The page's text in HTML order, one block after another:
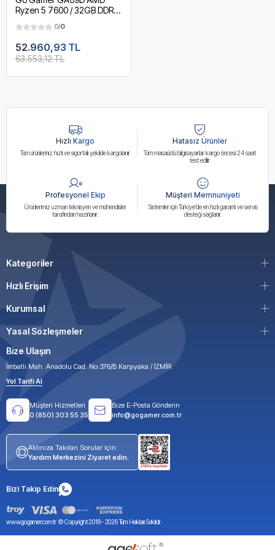
Ryzen 5 7600 / 32GB DDR5
SSD / MSI 24" 100Hz. / OEM
Ev Ofis Paket
0/0
52.960,93 TL
63.553,12 TL
Hızlı Kargo
Tüm ürünleriniz hızlı ve sigortalı şekilde kargolanır
Hatasız Ürünler
Tüm masaüstü bilgisayarlar kargo öncesi 24 saat
test edilir.
Profesyonel Ekip
Ürünlerimiz uzman teknisyen ve mühendisler
tarafından hazırlanır.
Müşteri Memnuniyeti
Sistemler için Türkiye’de en hızlı garanti ve servis
desteği sağlanır.
Kategoriler
Hızlı Erişim
Kurumsal
Yasal Sözleşmeler
Bize Ulaşın
İmbatlı Mah. Anadolu Cad. No:376/B Karşıyaka / İZMİR
Yol Tarifi Al
Müşteri Hizmetleri
0 (850) 303 55 35
Bize E-Posta Gönderin
info@gogamer.com.tr
Aklınıza Takılan Sorular için
Yardım Merkezini Ziyaret edin.
Bizi Takip Edin
www.gogamer.com.tr © Copyright 2018 -2026Tüm Hakları Saklıdır.